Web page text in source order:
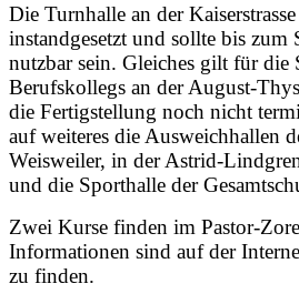
Die Turnhalle an der
instandgesetzt und sollte bis
nutzbar sein. Gleiches gilt für die
Berufskollegs an der August-
die Fertigstellung noch nicht
auf weiteres die Ausweichhallen
Weisweiler, in der Astrid-
und die Sporthalle der
Zwei Kurse finden im Pastor-
Informationen sind auf der
zu finden.